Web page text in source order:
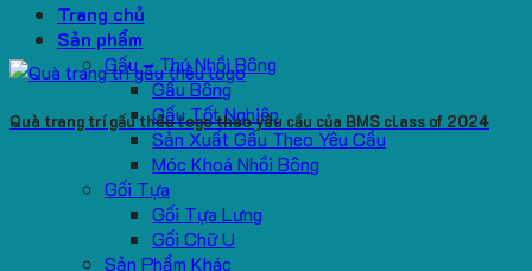
Trang chủ
Sản phẩm
Gấu – Thú Nhồi Bông
Gấu Bông
Gấu Tốt Nghiệp
Sản Xuất Gấu Theo Yêu Cầu
Móc Khoá Nhồi Bông
Gối Tựa
Gối Tựa Lưng
Gối Chữ U
Sản Phẩm Khác
Quà trang trí gấu thêu logo theo yêu cầu của BMS class of 2024